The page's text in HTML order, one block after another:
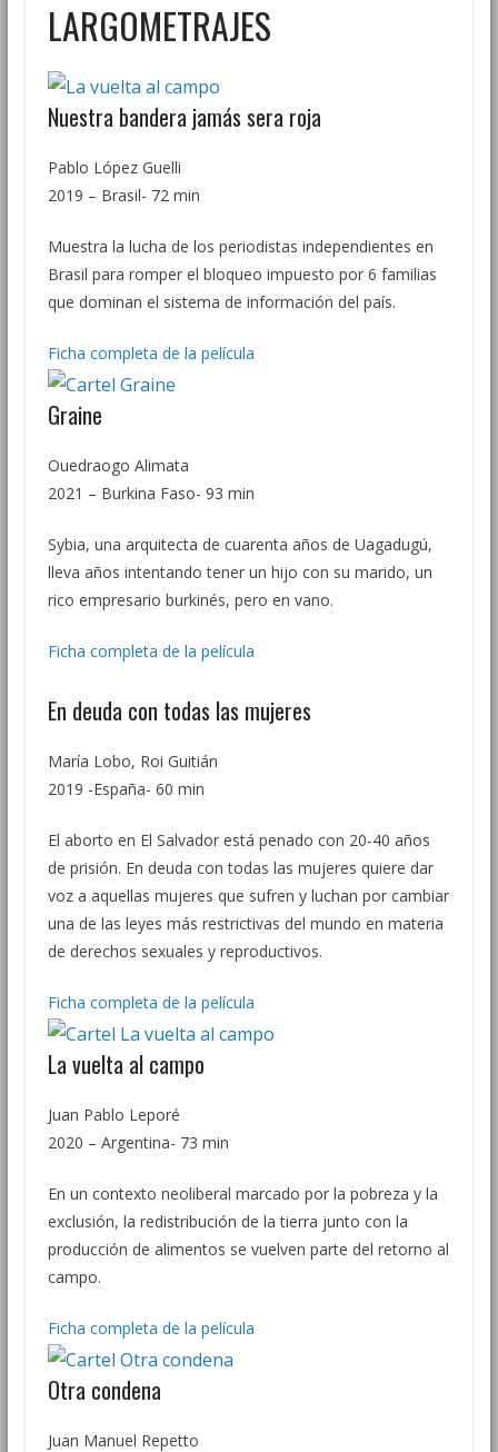
LARGOMETRAJES
Nuestra bandera jamás sera roja
Pablo López Guelli
2019 – Brasil- 72 min
Muestra la lucha de los periodistas independientes en
Brasil para romper el bloqueo impuesto por 6 familias
que dominan el sistema de información del país.
Ficha completa de la película
Graine
Ouedraogo Alimata
2021 – Burkina Faso- 93 min
Sybia, una arquitecta de cuarenta años de Uagadugú,
lleva años intentando tener un hijo con su marido, un
rico empresario burkinés, pero en vano.
Ficha completa de la película
En deuda con todas las mujeres
María Lobo, Roi Guitián
2019 -España- 60 min
El aborto en El Salvador está penado con 20-40 años
de prisión. En deuda con todas las mujeres quiere dar
voz a aquellas mujeres que sufren y luchan por cambiar
una de las leyes más restrictivas del mundo en materia
de derechos sexuales y reproductivos.
Ficha completa de la película
La vuelta al campo
Juan Pablo Leporé
2020 – Argentina- 73 min
En un contexto neoliberal marcado por la pobreza y la
exclusión, la redistribución de la tierra junto con la
producción de alimentos se vuelven parte del retorno al
campo.
Ficha completa de la película
Otra condena
Juan Manuel Repetto